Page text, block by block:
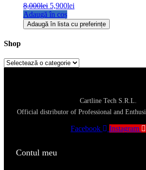
8,000lei Prețul
inițial
a
fost:
5,900lei
este:
5,900lei.
Adaugă în coș
Adaugă în lista cu preferințe
Shop
Cartline Tech S.R.L.
Official distributor of Professional and
Facebook Instagram
Contul meu